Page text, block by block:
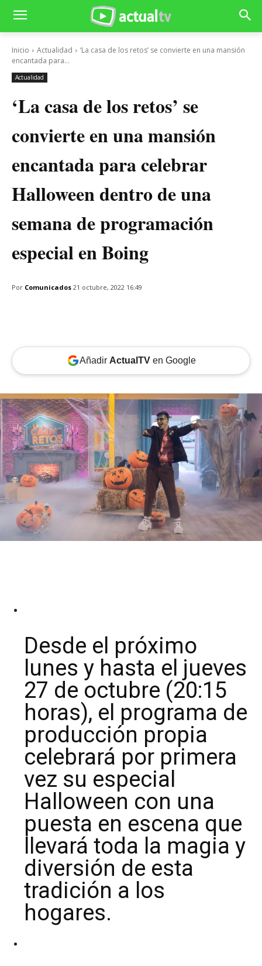
Inicio Actualidad
‘La casa de los retos’ se convierte en una mansión
encantada para...
Actualidad
‘La casa de los retos’ se
convierte en una mansión
encantada para celebrar
Halloween dentro de una
semana de programación
especial en Boing
Por Comunicados 21 octubre, 2022 16:49
Añadir ActualTVen Google
Desde el próximo
lunes y hasta el jueves
27 de octubre (20:15
horas), el programa de
producción propia
celebrará por primera
vez su especial
Halloween con una
puesta en escena que
llevará toda la magia y
diversión de esta
tradición a los
hogares.